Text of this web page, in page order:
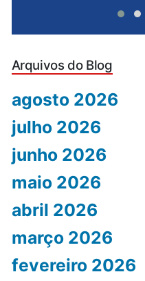
Arquivos do Blog
agosto 2026
julho 2026
junho 2026
maio 2026
abril 2026
março 2026
fevereiro 2026